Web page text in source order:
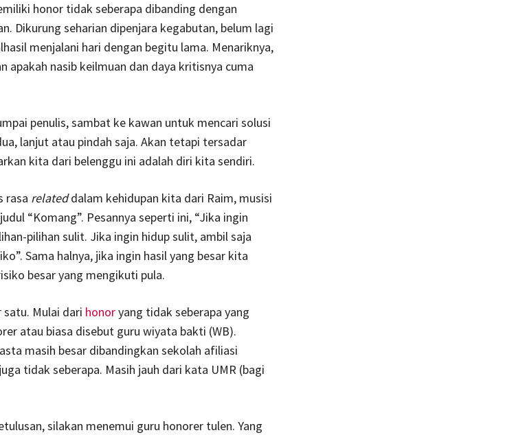
honor tidak seberapa dibanding dengan
Dikurung seharian dipenjara kegabutan, belum lagi
menjalani hari dengan begitu lama. Menariknya,
apakah nasib keilmuan dan daya kritisnya cuma
penulis, sambat ke kawan untuk mencari solusi
lanjut atau pindah saja. Akan tetapi tersadar
kita dari belenggu ini adalah diri kita sendiri.
rasa relateddalam kehidupan kita dari Raim, musisi
“Komang”. Pesannya seperti ini, “Jika ingin
pilihan sulit. Jika ingin hidup sulit, ambil saja
Sama halnya, jika ingin hasil yang besar kita
besar yang mengikuti pula.
Mulai dari honoryang tidak seberapa yang
atau biasa disebut guru wiyata bakti (WB).
masih besar dibandingkan sekolah afiliasi
tidak seberapa. Masih jauh dari kata UMR (bagi
silakan menemui guru honorer tulen. Yang